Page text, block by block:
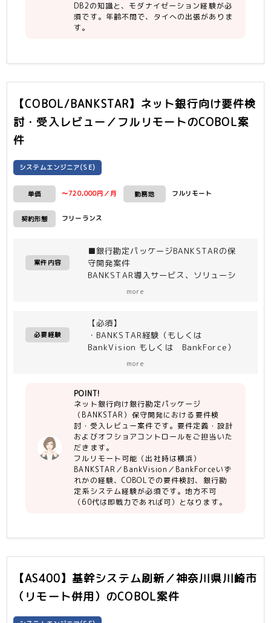
＜募集ポジション＞
・AS400有識者（RPG→Javaへの変換
モダナイゼーション要件定義経験
DB2の知識と、モダナイゼーション経験が必
須です。年齢不問で、タイへの出張がありま
す。
【COBOL/BANKSTAR】ネット銀行向け要件検
討・受入レビュー／フルリモートのCOBOL案
件
システムエンジニア(SE)
単価 〜720,000円／月 勤務地 フルリモート
契約形態 フリーランス
案件内容
■銀行勘定パッケージBANKSTARの保
守開発案件
BANKSTAR導入サービス、ソリューシ
＜作業内容＞
・要件検討、設計
・オフショアコントロール
more
必要経験
【必須】
・BANKSTAR経験（もしくは
BankVision もしくは BankForce）
・SQLSERVER
more
POINT!
ネット銀行向け銀行勘定パッケージ
（BANKSTAR）保守開発における要件検
討・受入レビュー案件です。要件定義・設計
およびオフショアコントロールをご担当いた
だきます。
フルリモート可能（出社時は横浜）
BANKSTAR／BankVision／BankForceいず
れかの経験、COBOLでの要件検討、銀行勘
定系システム経験が必須です。地方不可
（60代は即戦力であれば可）となります。
【AS400】基幹システム刷新／神奈川県川崎市
（リモート併用） のCOBOL案件